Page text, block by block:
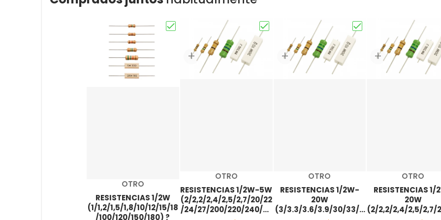
Elige "RESISTENCIAS 1/2W (1/1,2/1,5/1,8/10/12/15/18/100/120/150/180) ?"
Proveedor:
OTRO
RESISTENCIAS 1/2W
(1/1,2/1,5/1,8/10/12/15/18
/100/120/150/180) ?
Elige "RESISTENCIAS 1/2W-5W (2/2,2/2,4/
Proveedor:
OTRO
RESISTENCIAS 1/2W-5W
(2/2,2/2,4/2,5/2,7/20/22
/24/27/200/220/240/27
Elige
Proveedor:
OTRO
RESISTENCIAS 1/2W-
20W
(3/3.3/3.6/3.9/30/33/3
Proveedor:
OTRO
RESISTENCIAS 1/
20W
(2/2,2/2,4/2,5/2,7/